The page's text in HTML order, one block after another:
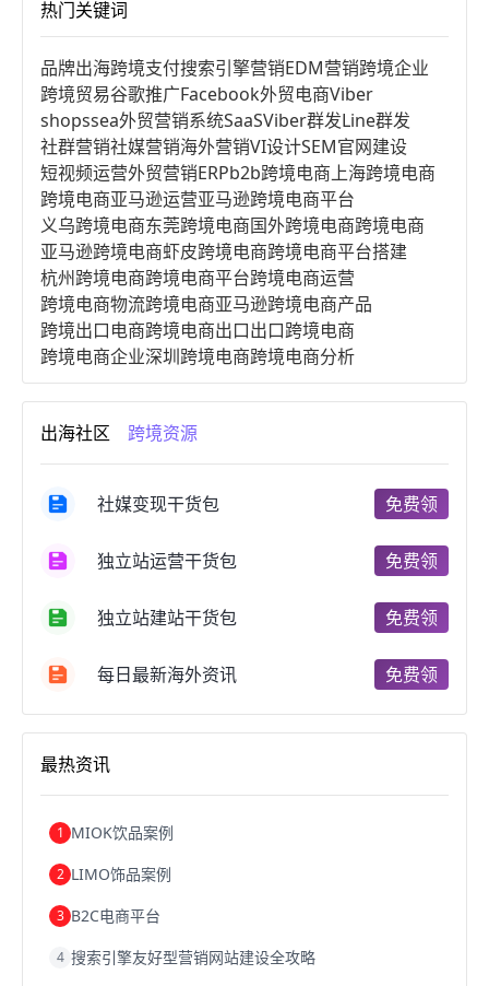
热门关键词
品牌出海跨境支付搜索引擎营销EDM营销跨境企业
跨境贸易谷歌推广Facebook外贸电商Viber
shopssea外贸营销系统SaaSViber群发Line群发
社群营销社媒营销海外营销VI设计SEM官网建设
短视频运营外贸营销ERPb2b跨境电商上海跨境电商
跨境电商亚马逊运营亚马逊跨境电商平台
义乌跨境电商东莞跨境电商国外跨境电商跨境电商
亚马逊跨境电商虾皮跨境电商跨境电商平台搭建
杭州跨境电商跨境电商平台跨境电商运营
跨境电商物流跨境电商亚马逊跨境电商产品
跨境出口电商跨境电商出口出口跨境电商
跨境电商企业深圳跨境电商跨境电商分析
进口跨境电商跨境电商服务广州跨境电商
跨境电商市场跨境电商创业跨境电商注册
跨境电商开店跨境电商营销
跨境电商商品个人跨境电商跨境电商案例
郑州跨境电商跨境电商趋势
跨境电商费用美国跨境电商
天津跨境电商东南亚跨境电商
跨境电商b2b阿里巴巴跨境电商
跨境电商关税
跨境电商建站
浙江跨境电商宁波跨境电商跨境电商的模式
跨境电商优势跨境电商的优势
出海社区 跨境资源
社媒变现干货包 免费领
独立站运营干货包 免费领
独立站建站干货包 免费领
每日最新海外资讯 免费领
最热资讯
1 MIOK饮品案例
2 LIMO饰品案例
3 B2C电商平台
4 搜索引擎友好型营销网站建设全攻略